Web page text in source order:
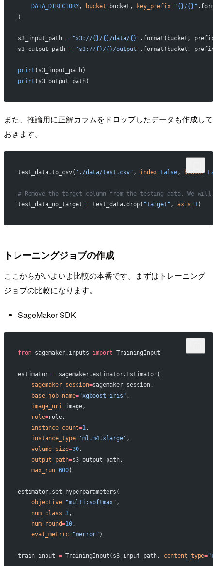
    DATA_DIRECTORY
, bucket=bucket, key_prefix="{}/{} "
)
s3_input_path = "s3://{}/{}/data/{} " .format(bucket,
s3_output_path = "s3://{}/{}/output" .format(bucket,
print (s3_input_path)
print (s3_output_path)
また、推論用に正解カラムをドロップしたデータも作成して
おきます。
test_data.to_csv( "./data/test.csv" , index=False, header=
# Remove the target column from the testing data. We
test_data_no_target = test_data.drop( "target" , axis=1)
トレーニングジョブの作成
ここからがいよいよ比較の本番です。まずはトレーニング
ジョブの比較になります。
SageMaker SDK
from sagemaker.inputs import TrainingInput
estimator = sagemaker.estimator.Estimator(
    sagemaker_session
=sagemaker_session,
    base_job_name
="xgboost-iris" ,
    image_uri
=image,
    role
=role,
    instance_count
=1,
    instance_type
='ml.m4.xlarge' ,
    volume_size
=30,
    output_path
=s3_output_path,
    max_run
=600)
estimator.set_hyperparameters(
    objective
="multi:softmax" ,
    num_class
=3,
    num_round
=10,
    eval_metric
="merror" )
train_input = TrainingInput(s3_input_path, content_type=